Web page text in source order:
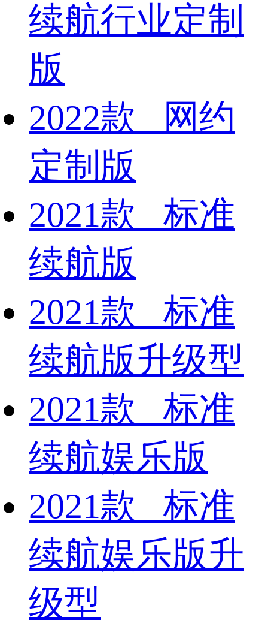
续航行业定制
版
2022款 网约
定制版
2021款 标准
续航版
2021款 标准
续航版升级型
2021款 标准
续航娱乐版
2021款 标准
续航娱乐版升
级型